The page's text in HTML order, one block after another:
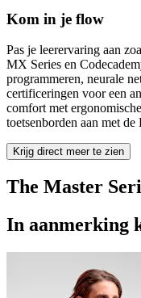
Kom in je flow
Pas je leerervaring aan
MX Series en
programmeren, neurale
certificeringen voor een
comfort met
toetsenborden aan met
Krijg direct meer te zien
The Master
In aanmerking